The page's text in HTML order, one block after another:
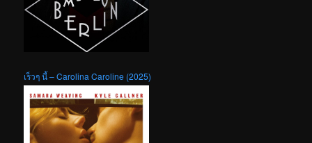
เร็วๆ นี้ – Carolina Caroline (2025)